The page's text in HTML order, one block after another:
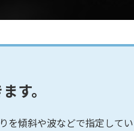
す。
傾斜や波などで指定して